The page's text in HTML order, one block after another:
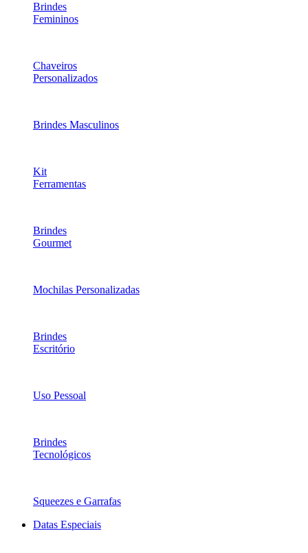
Brindes
Femininos
Chaveiros
Personalizados
Brindes Masculinos
Kit
Ferramentas
Brindes
Gourmet
Mochilas Personalizadas
Brindes
Escritório
Uso Pessoal
Brindes
Tecnológicos
Squeezes e Garrafas
Datas Especiais